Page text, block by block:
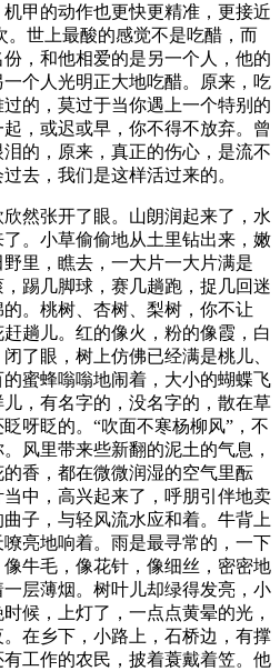
甲的动作也更快更精准，更接近
。世上最酸的感觉不是吃醋，而
，和他相爱的是另一个人，他的
个人光明正大地吃醋。原来，吃
的，莫过于当你遇上一个特别的
，或迟或早，你不得不放弃。曾
的，原来，真正的伤心，是流不
去，我们是这样活过来的。
然张开了眼。山朗润起来了，水
。小草偷偷地从土里钻出来，嫩
里，瞧去，一大片一大片满是
踢几脚球，赛几趟跑，捉几回迷
。桃树、杏树、梨树，你不让
趟儿。红的像火，粉的像霞，白
了眼，树上仿佛已经满是桃儿、
蜜蜂嗡嗡地闹着，大小的蝴蝶飞
，有名字的，没名字的，散在草
呀眨的。“吹面不寒杨柳风”，不
风里带来些新翻的泥土的气息，
香，都在微微润湿的空气里酝
中，高兴起来了，呼朋引伴地卖
子，与轻风流水应和着。牛背上
亮地响着。雨是最寻常的，一下
牛毛，像花针，像细丝，密密地
层薄烟。树叶儿却绿得发亮，小
候，上灯了，一点点黄晕的光，
在乡下，小路上，石桥边，有撑
工作的农民，披着蓑戴着笠。他